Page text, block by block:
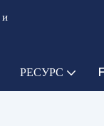
РЕСУРС